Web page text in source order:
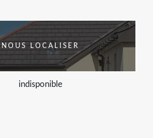
NOUS LOCALISER
indisponible